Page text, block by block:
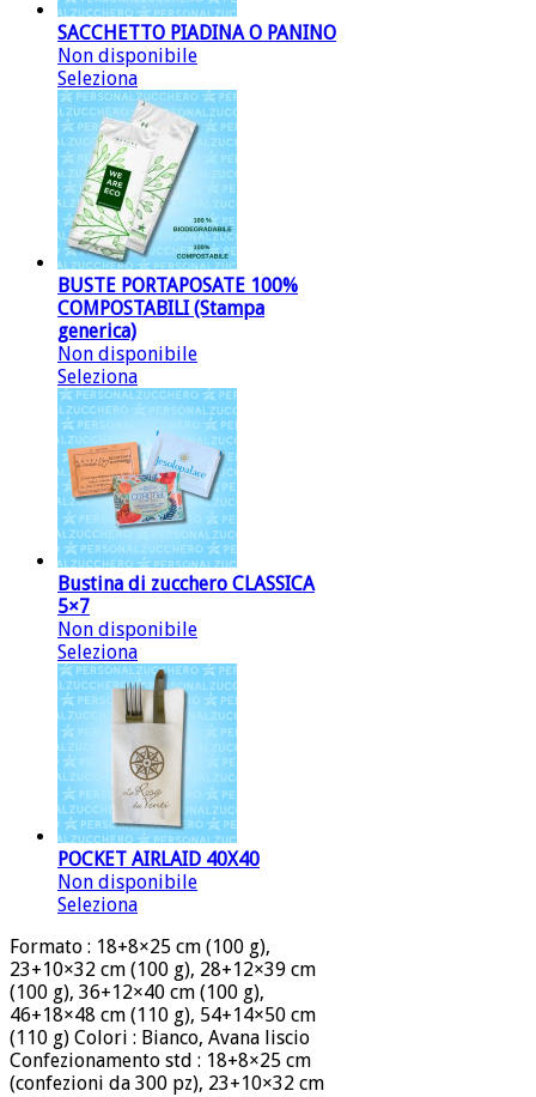
SACCHETTO PIADINA O PANINO
Non disponibile
Seleziona
BUSTE PORTAPOSATE 100%
COMPOSTABILI (Stampa
generica)
Non disponibile
Seleziona
Bustina di zucchero CLASSICA
5×7
Non disponibile
Seleziona
POCKET AIRLAID 40X40
Non disponibile
Seleziona
Formato : 18+8×25 cm (100 g),
23+10×32 cm (100 g), 28+12×39 cm
(100 g), 36+12×40 cm (100 g),
46+18×48 cm (110 g), 54+14×50 cm
(110 g) Colori : Bianco, Avana liscio
Confezionamento std : 18+8×25 cm
(confezioni da 300 pz), 23+10×32 cm